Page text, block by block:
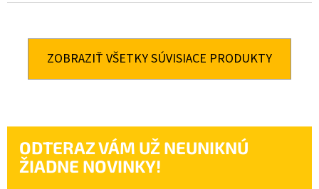
ZOBRAZIŤ VŠETKY SÚVISIACE PRODUKTY
ODTERAZ VÁM UŽ NEUNIKNÚ
ŽIADNE NOVINKY!